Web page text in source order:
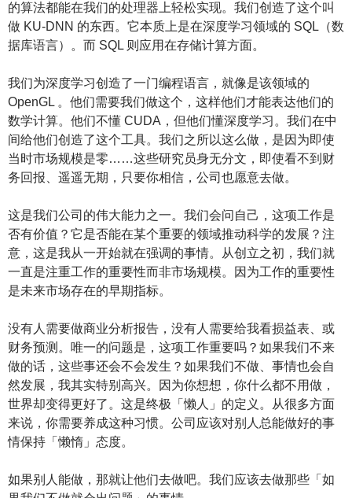
的算法都能在我们的处理器上轻松实现。我们创造了这个叫
做 KU-DNN 的东西。它本质上是在深度学习领域的 SQL（数
据库语言）。而 SQL 则应用在存储计算方面。
我们为深度学习创造了一门编程语言，就像是该领域的
OpenGL 。他们需要我们做这个，这样他们才能表达他们的
数学计算。他们不懂 CUDA，但他们懂深度学习。我们在中
间给他们创造了这个工具。我们之所以这么做，是因为即使
当时市场规模是零……这些研究员身无分文，即使看不到财
务回报、遥遥无期，只要你相信，公司也愿意去做。
这是我们公司的伟大能力之一。我们会问自己，这项工作是
否有价值？它是否能在某个重要的领域推动科学的发展？注
意，这是我从一开始就在强调的事情。从创立之初，我们就
一直是注重工作的重要性而非市场规模。因为工作的重要性
是未来市场存在的早期指标。
没有人需要做商业分析报告，没有人需要给我看损益表、或
财务预测。唯一的问题是，这项工作重要吗？如果我们不来
做的话，这些事还会不会发生？如果我们不做、事情也会自
然发展，我其实特别高兴。因为你想想，你什么都不用做，
世界却变得更好了。这是终极「懒人」的定义。从很多方面
来说，你需要养成这种习惯。公司应该对别人总能做好的事
情保持「懒惰」态度。
如果别人能做，那就让他们去做吧。我们应该去做那些「如